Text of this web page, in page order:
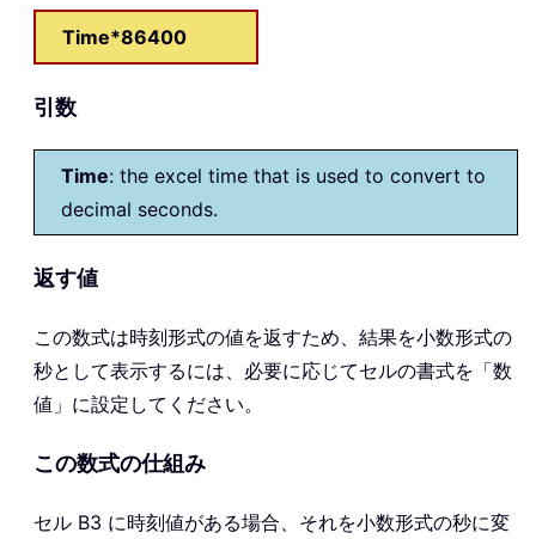
Time*86400
引数
Time: the excel time that is used to convert to
decimal seconds.
返す値
この数式は時刻形式の値を返すため、結果を小数形式の
秒として表示するには、必要に応じてセルの書式を「数
値」に設定してください。
この数式の仕組み
セル B3 に時刻値がある場合、それを小数形式の秒に変